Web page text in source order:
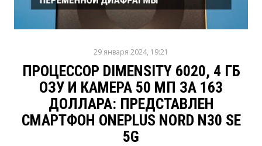
29 января 2024, 19:21
ПРОЦЕССОР DIMENSITY 6020, 4 ГБ
ОЗУ И КАМЕРА 50 МП ЗА 163
ДОЛЛАРА: ПРЕДСТАВЛЕН
СМАРТФОН ONEPLUS NORD N30 SE
5G